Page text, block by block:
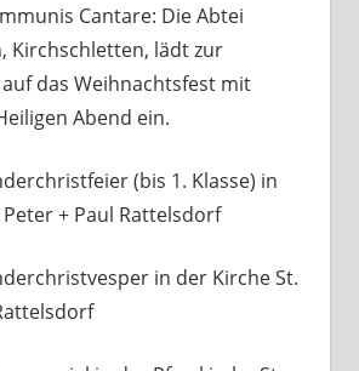
Cantare: Die Abtei
Kirchschletten, lädt zur
das Weihnachtsfest mit
Abend ein.
(bis 1. Klasse) in
+ Paul Rattelsdorf
in der Kirche St.